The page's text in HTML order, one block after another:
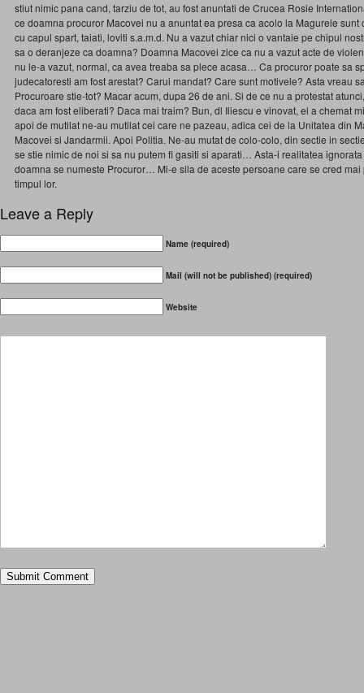
stiut nimic pana cand, tarziu de tot, au fost anuntati de Crucea Rosie
ce doamna procuror Macovei nu a anuntat ea presa ca acolo la Magurele sunt
cu capul spart, taiati, loviti s.a.m.d. Nu a vazut chiar nici o vantaie pe chipul
sa o deranjeze ca doamna? Doamna Macovei zice ca nu a vazut acte de
nu le-a vazut, normal, ca avea treaba sa plece acasa… Ca procuror poate sa
judecatoresti am fost arestat? Carui mandat? Care sunt motivele? Asta vreau
Procuroare stie-tot? Macar acum, dupa 26 de ani. Si de ce nu a protestat
daca am fost eliberati? Daca mai traim? Bun, dl Iliescu e vinovat, el a chemat
apoi de mutilat ne-au mutilat cei care ne pazeau, adica cei de la Unitatea din
Macovei si Jandarmii. Apoi Politia. Ne-au mutat de colo-colo, din sectie in
se stie nimic de noi si sa nu putem fi gasiti si aparati… Asta-i realitatea
doamna se numeste Procuror… Mi-e sila de aceste persoane care se cred mai
timpul lor.
Leave a Reply
Name (required)
Mail (will not be published) (required)
Website